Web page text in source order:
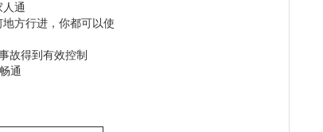
通
方行进，你都可以使
故得到有效控制
通